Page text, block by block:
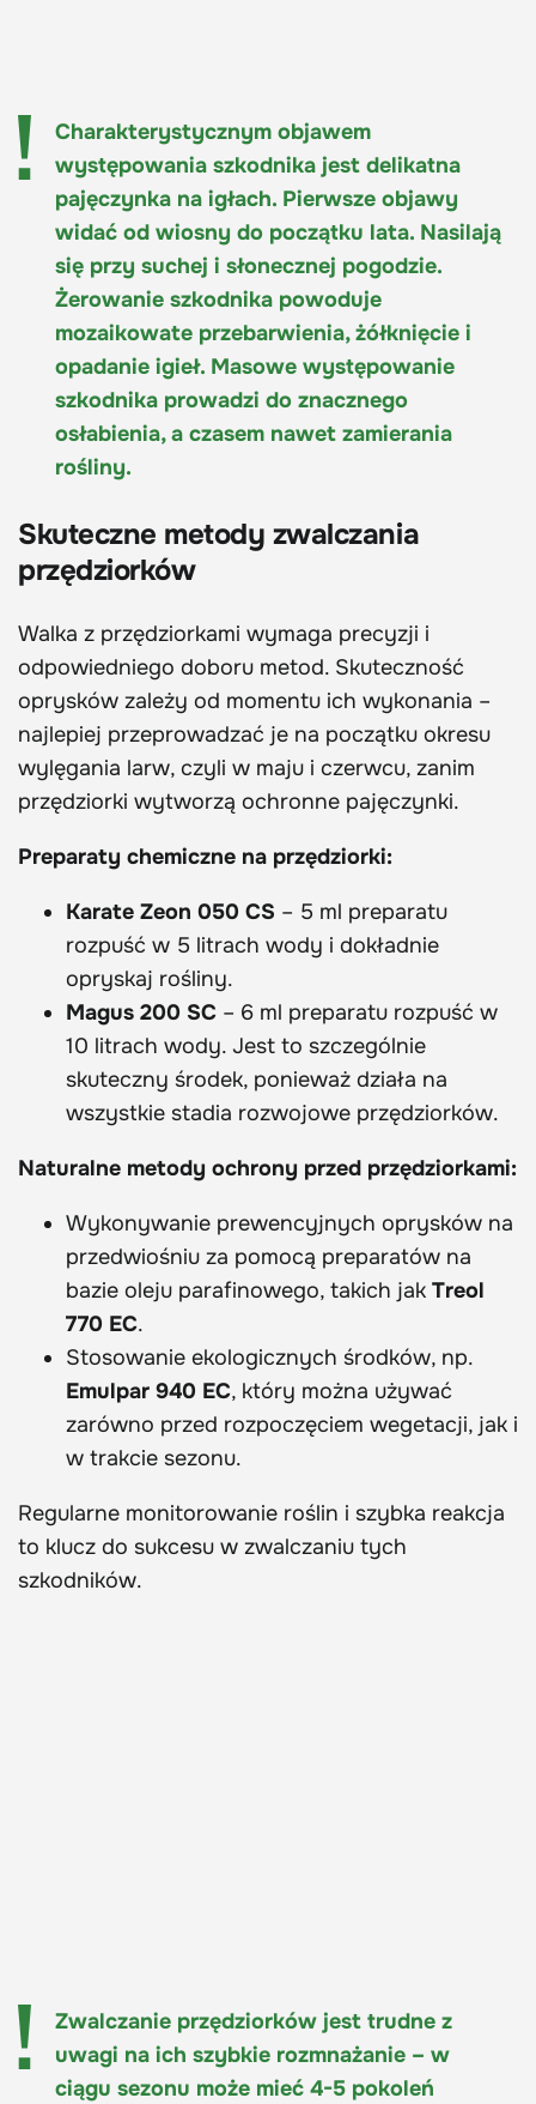
Charakterystycznym objawem
występowania szkodnika jest delikatna
pajęczynka na igłach. Pierwsze objawy
widać od wiosny do początku lata. Nasilają
się przy suchej i słonecznej pogodzie.
Żerowanie szkodnika powoduje
mozaikowate przebarwienia, żółknięcie i
opadanie igieł. Masowe występowanie
szkodnika prowadzi do znacznego
osłabienia, a czasem nawet zamierania
rośliny.
Skuteczne metody zwalczania
przędziorków
Walka z przędziorkami wymaga precyzji i
odpowiedniego doboru metod. Skuteczność
oprysków zależy od momentu ich wykonania –
najlepiej przeprowadzać je na początku okresu
wylęgania larw, czyli w maju i czerwcu, zanim
przędziorki wytworzą ochronne pajęczynki.
Preparaty chemiczne na przędziorki:
Karate Zeon 050 CS – 5 ml preparatu
rozpuść w 5 litrach wody i dokładnie
opryskaj rośliny.
Magus 200 SC – 6 ml preparatu rozpuść w
10 litrach wody. Jest to szczególnie
skuteczny środek, ponieważ działa na
wszystkie stadia rozwojowe przędziorków.
Naturalne metody ochrony przed przędziorkami:
Wykonywanie prewencyjnych oprysków na
przedwiośniu za pomocą preparatów na
bazie oleju parafinowego, takich jak Treol
770 EC.
Stosowanie ekologicznych środków, np.
Emulpar 940 EC, który można używać
zarówno przed rozpoczęciem wegetacji, jak i
w trakcie sezonu.
Regularne monitorowanie roślin i szybka reakcja
to klucz do sukcesu w zwalczaniu tych
szkodników.
Zwalczanie przędziorków jest trudne z
uwagi na ich szybkie rozmnażanie – w
ciągu sezonu może mieć 4-5 pokoleń